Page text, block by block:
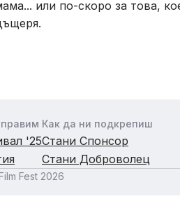
или по-скоро за това,
'25
Как да ни подкрепиш
Стани Спонсор
Стани Доброволец
Fest 2026